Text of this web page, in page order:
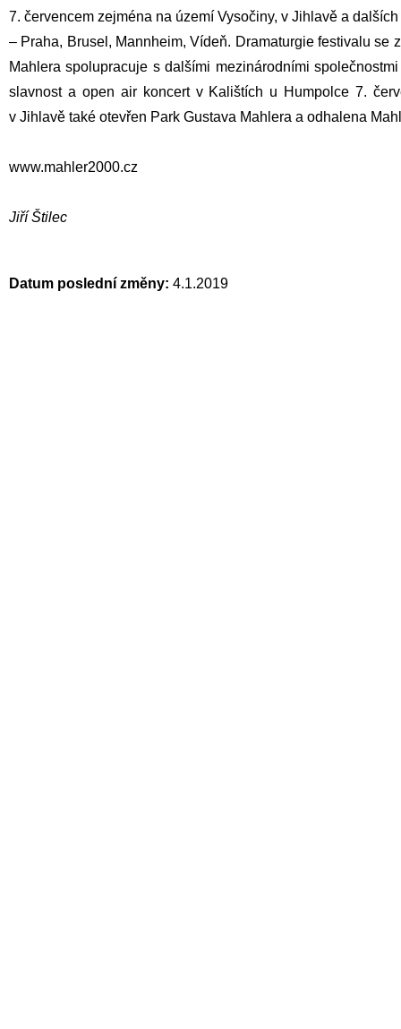
7. červencem zejména na území Vysočiny, v Jihlavě a
– Praha, Brusel, Mannheim, Vídeň. Dramaturgie festivalu se
Mahlera spolupracuje s dalšími mezinárodními
slavnost a open air koncert v Kalištích u Humpolce 7.
v Jihlavě také otevřen Park Gustava Mahlera a odhalena
www.mahler2000.cz
Jiří Štilec
Datum poslední změny: 4.1.2019